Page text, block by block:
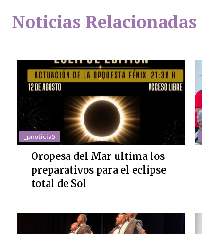
Noticias Relacionadas
_pnoticia5
Oropesa del Mar ultima los
preparativos para el eclipse
total de Sol